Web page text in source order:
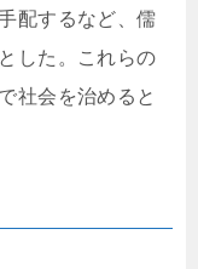
配するなど、儒
した。これらの
社会を治めると